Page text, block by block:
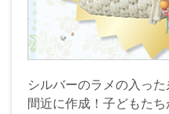
シルバーのラメの入っ
間近に作成！子どもた